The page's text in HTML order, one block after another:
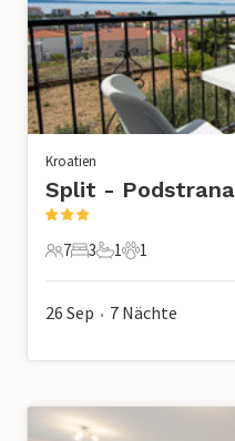
Kroatien
Split - Podstrana
7 Gäste
7
3 Schlafzimmer
3
1 Badezimmer
1
1 Haustier
1
26 Sep • 7 Nächte